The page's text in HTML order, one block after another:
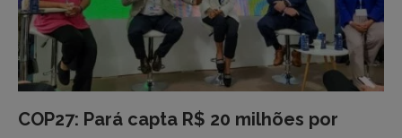
COP27: Pará capta R$ 20 milhões por